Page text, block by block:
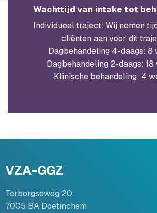
Wachttijd van intake tot
Individueel traject: Wij nemen
cliënten aan voor dit
Dagbehandeling 4-daags: 8
Dagbehandeling 2-daags: 18
Klinische behandeling: 4
VZA-GGZ
Terborgseweg 20
7005 BA Doetinchem